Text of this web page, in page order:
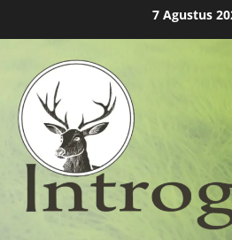
7 Agustus